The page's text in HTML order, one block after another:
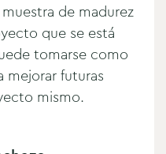
de madurez
que se está
tomarse como
mejorar futuras
mismo.